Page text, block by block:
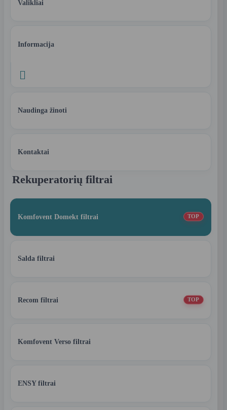
Valikliai
Informacija

Naudinga žinoti
Kontaktai
Rekuperatorių filtrai
Komfovent Domekt filtrai TOP
Salda filtrai
Recom filtrai TOP
Komfovent Verso filtrai
ENSY filtrai